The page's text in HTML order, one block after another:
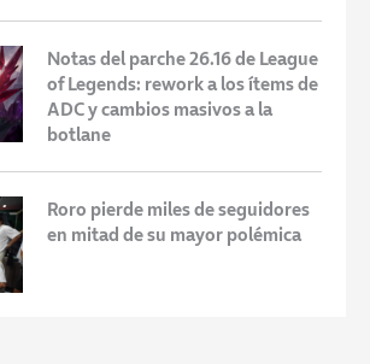
Notas del parche 26.16 de League
of Legends: rework a los ítems de
ADC y cambios masivos a la
botlane
Roro pierde miles de seguidores
en mitad de su mayor polémica